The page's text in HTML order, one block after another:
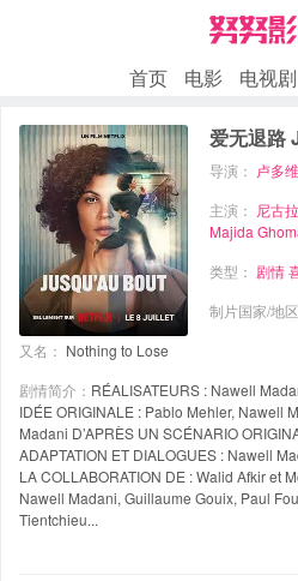
首页 电影 电视剧
爱无退
导演： 卢多
主演： 尼古
Majida
类型： 剧情
制片国家/地
又名： Nothing to Lose
剧情简介： RÉALISATEURS : Nawell
IDÉE ORIGINALE : Pablo Mehler, Nawell
Madani D’APRÈS UN SCÉNARIO
ADAPTATION ET DIALOGUES : Nawell
LA COLLABORATION DE : Walid Afkir et
Nawell Madani, Guillaume Gouix, Paul
Tientchieu...